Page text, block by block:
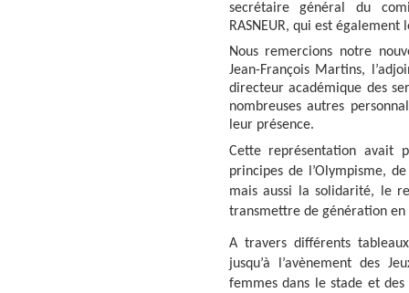
secrétaire général du
RASNEUR, qui est
Nous remercions notre
Jean-François Martins,
directeur académique des
nombreuses autres
leur présence.
Cette représentation avait
principes de l’Olympisme,
mais aussi la solidarité, le
transmettre de génération en
A travers différents
jusqu’à l’avènement des
femmes dans le stade et